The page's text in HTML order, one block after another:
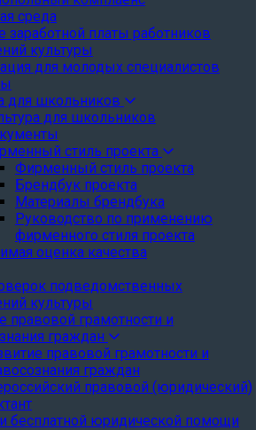
среда
заработной платы работников
культуры
для молодых специалистов
для школьников
для школьников
стиль проекта
Фирменный стиль проекта
Брендбук проекта
Материалы брендбука
Руководство по применению
фирменного стиля проекта
оценка качества
подведомственных
культуры
правовой грамотности и
граждан
правовой грамотности и
граждан
правовой (юридический)
бесплатной юридической помощи